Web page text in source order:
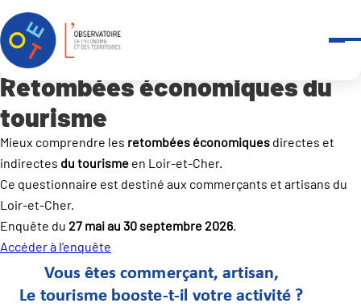
Accueil Outils et services
Retombées économiques du tourisme
Retombées économiques du
tourisme
Mieux comprendre les retombées économiques directes et
indirectes du tourisme en Loir-et-Cher.
Ce questionnaire est destiné aux commerçants et artisans du
Loir-et-Cher.
Enquête du 27 mai au 30 septembre 2026.
Accéder à l’enquête